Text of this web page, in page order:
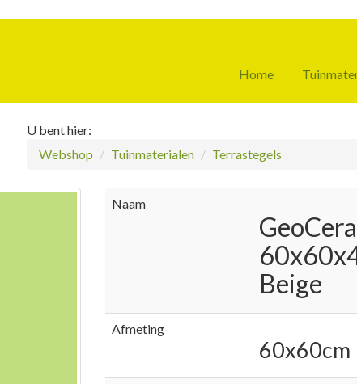
Home
U bent hier:
Webshop
Tuinmaterialen Terrastegels
Naam
Beige
Afmeting
60x60cm